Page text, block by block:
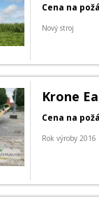
Cena na
Nový stroj
Krone
Cena na
Rok výroby 2016